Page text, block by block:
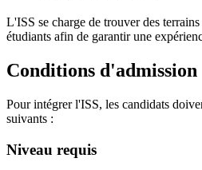
L'ISS se charge de trouver des
étudiants afin de garantir une
Conditions d'admission
Pour intégrer l'ISS, les candidats
suivants :
Niveau requis